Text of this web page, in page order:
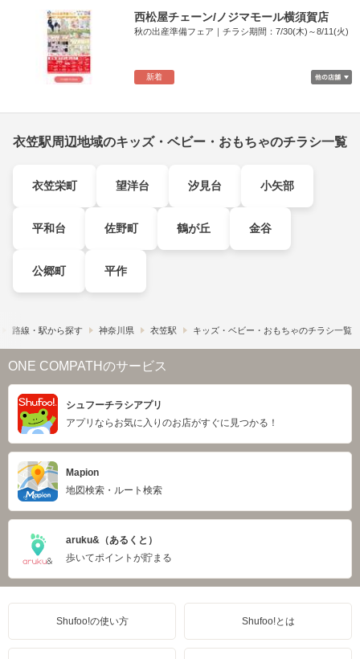
新着
西松屋チェーン/ノジマモール横須賀店
秋の出産準備フェア｜チラシ期間：7/30(木)～8/11(火)
衣笠駅周辺地域のキッズ・ベビー・おもちゃのチラシ一覧
衣笠栄町 望洋台 汐見台 小矢部
平和台 佐野町 鶴が丘 金谷
公郷町 平作
路線・駅から探す 神奈川県 衣笠駅 キッズ・ベビー・おもちゃのチラシ一覧
ONE COMPATHのサービス
シュフーチラシアプリ
アプリならお気に入りのお店がすぐに見つかる！
Mapion
地図検索・ルート検索
aruku&（あるくと）
歩いてポイントが貯まる
Shufoo!の使い方 Shufoo!とは